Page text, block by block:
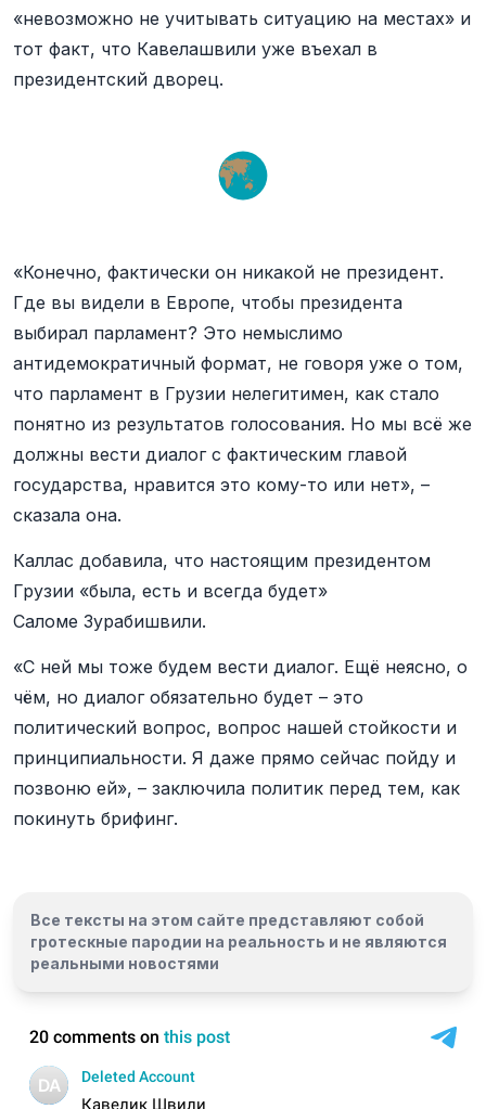
«невозможно не учитывать ситуацию на местах» и
тот факт, что Кавелашвили уже въехал в
президентский дворец.
«Конечно, фактически он никакой не президент.
Где вы видели в Европе, чтобы президента
выбирал парламент? Это немыслимо
антидемократичный формат, не говоря уже о том,
что парламент в Грузии нелегитимен, как стало
понятно из результатов голосования. Но мы всё же
должны вести диалог с фактическим главой
государства, нравится это кому-то или нет», –
сказала она.
Каллас добавила, что настоящим президентом
Грузии «была, есть и всегда будет»
Саломе Зурабишвили.
«С ней мы тоже будем вести диалог. Ещё неясно, о
чём, но диалог обязательно будет – это
политический вопрос, вопрос нашей стойкости и
принципиальности. Я даже прямо сейчас пойду и
позвоню ей», – заключила политик перед тем, как
покинуть брифинг.
Все тексты на этом сайте представляют собой
гротескные пародии на реальность и не являются
реальными новостями